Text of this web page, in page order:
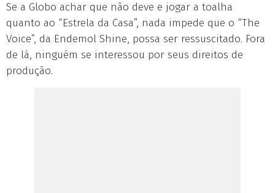
Se a Globo achar que não deve e jogar a toalha
quanto ao “Estrela da Casa”, nada impede que o “The
Voice”, da Endemol Shine, possa ser ressuscitado. Fora
de lá, ninguém se interessou por seus direitos de
produção.